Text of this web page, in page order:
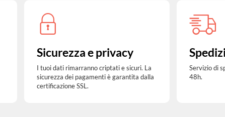
Sicurezza e privacy
I tuoi dati rimarranno criptati e sicuri. La
sicurezza dei pagamenti è garantita dalla
certificazione SSL.
Servizio di
48h.